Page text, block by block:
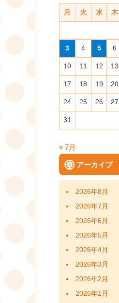
月 火 水 木
3 4 5 6
10 11 12 13
17 18 19 20
24 25 26 27
31
« 7月
アーカイブ
2026年8月
2026年7月
2026年6月
2026年5月
2026年4月
2026年3月
2026年2月
2026年1月